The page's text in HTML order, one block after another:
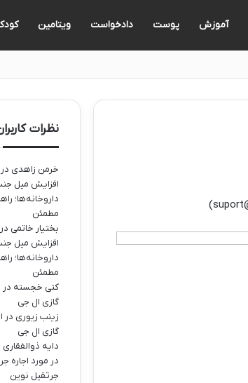
آموزش پوست دادخواست ویتامین
نظرات
خرمن زاهدی در
افزایش میل
داروخانه‌ها؛
مطمئن
بختیار خاتمی در
افزایش میل
داروخانه‌ها؛
مطمئن
کتی خجسته در
گازی ال جی
زینب زیوری در
گازی ال جی
دایه ذوالفقاری
در مورد اجاره
جرثقیل نوین